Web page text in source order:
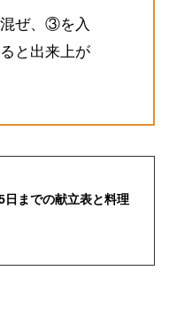
ぜ、③を入
と出来上が
までの献立表と料理